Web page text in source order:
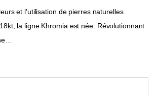
et l'utilisation de pierres naturelles
la ligne Khromia est née. Révolutionnant